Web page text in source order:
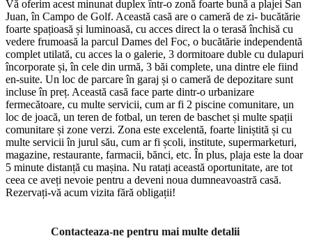
Vă oferim acest minunat duplex într-o zonă foarte bună a plajei San
Juan, în Campo de Golf. Această casă are o cameră de zi- bucătărie
foarte spațioasă și luminoasă, cu acces direct la o terasă închisă cu
vedere frumoasă la parcul Dames del Foc, o bucătărie independentă
complet utilată, cu acces la o galerie, 3 dormitoare duble cu dulapuri
încorporate și, în cele din urmă, 3 băi complete, una dintre ele fiind
en-suite. Un loc de parcare în garaj și o cameră de depozitare sunt
incluse în preț. Această casă face parte dintr-o urbanizare
fermecătoare, cu multe servicii, cum ar fi 2 piscine comunitare, un
loc de joacă, un teren de fotbal, un teren de baschet și multe spații
comunitare și zone verzi. Zona este excelentă, foarte liniștită și cu
multe servicii în jurul său, cum ar fi școli, institute, supermarketuri,
magazine, restaurante, farmacii, bănci, etc. În plus, plaja este la doar
5 minute distanță cu mașina. Nu ratați această oportunitate, are tot
ceea ce aveți nevoie pentru a deveni noua dumneavoastră casă.
Rezervați-vă acum vizita fără obligații!
Contacteaza-ne pentru mai multe detalii